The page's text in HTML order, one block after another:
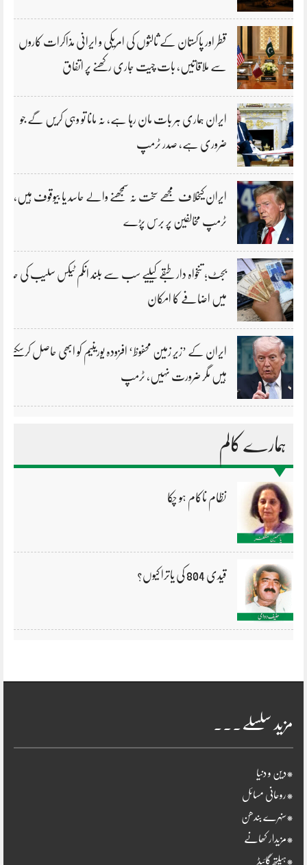
قطر اور پاکستان کے ثالثوں کی امریکی و ایرانی مذاکرات کاروں
سے ملاقاتیں، بات چیت جاری رکھنے پر اتفاق
ایران ہماری ہر بات مان رہا ہے، نہ مانا تو وہی کریں گے جو
ضروری ہے، صدر ٹرمپ
ایران کیخلاف مجھے سخت نہ سمجھنے والے حاسد یا بیوقوف ہیں،
ٹرمپ مخالفین پر برس پڑے
بجٹ؛ تنخواہ دار طبقے کیلیے سب سے بلند انکم ٹیکس سلیب کی حد
میں اضافے کا امکان
ایران کے ’زیر زمین محفوظ‘ افزودہ یورینیم کو ابھی حاصل کرسکتے
ہیں مگر ضرورت نہیں، ٹرمپ
ہمارے کالم
نظام ناکام ہو چکا
قیدی 804 کی یاترا کیوں؟
مزید سلسلے۔۔۔
*دین و دنیا
*روحانی مسائل
*سنہرے بندھن
*مزیدار کھانے
*ہیلتھ گائیڈ